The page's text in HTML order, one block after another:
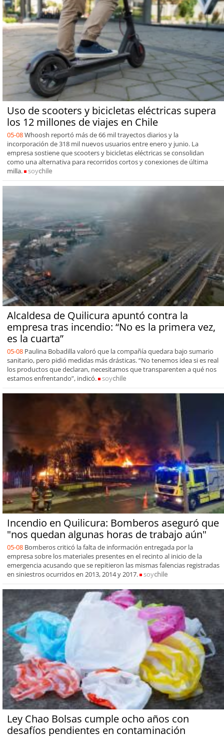
Uso de scooters y bicicletas eléctricas supera
los 12 millones de viajes en Chile
05-08Whoosh reportó más de 66 mil trayectos diarios y la
incorporación de 318 mil nuevos usuarios entre enero y junio. La
empresa sostiene que scooters y bicicletas eléctricas se consolidan
como una alternativa para recorridos cortos y conexiones de última
milla.
soychile
Alcaldesa de Quilicura apuntó contra la
empresa tras incendio: “No es la primera vez,
es la cuarta”
05-08 Paulina Bobadilla valoró que la compañía quedara bajo sumario
sanitario, pero pidió medidas más drásticas. “No tenemos idea si es real
los productos que declaran, necesitamos que transparenten a qué nos
estamos enfrentando”, indicó.
soychile
Incendio en Quilicura: Bomberos aseguró que
"nos quedan algunas horas de trabajo aún"
05-08 Bomberos criticó la falta de información entregada por la
empresa sobre los materiales presentes en el recinto al inicio de la
emergencia acusando que se repitieron las mismas falencias registradas
en siniestros ocurridos en 2013, 2014 y 2017.
soychile
Ley Chao Bolsas cumple ocho años con
desafíos pendientes en contaminación